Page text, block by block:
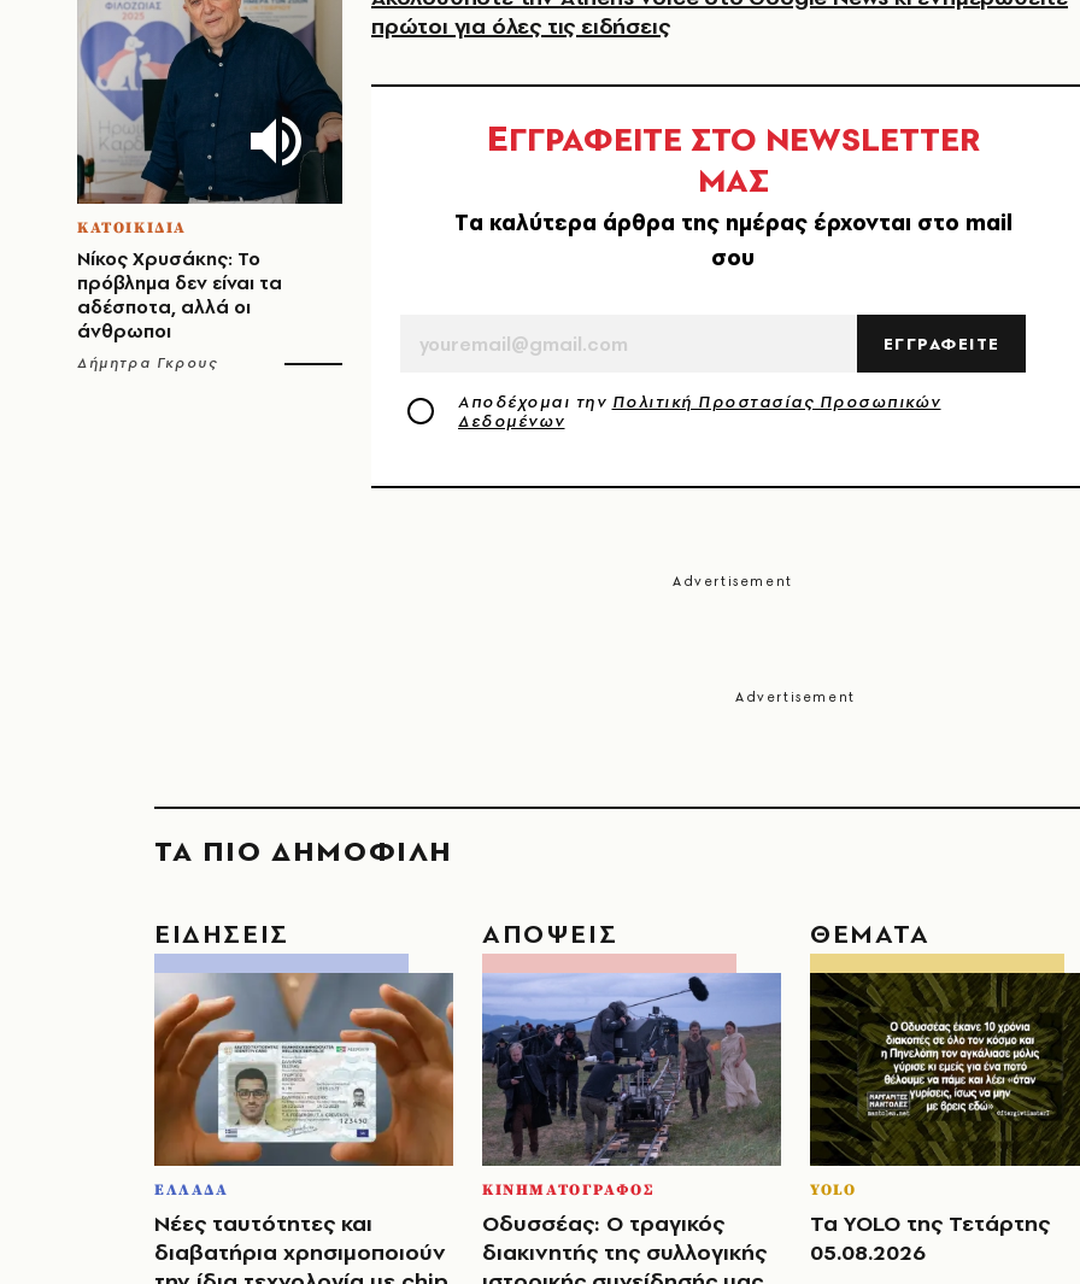
ΚΑΤΟΙΚΙΔΙΑ
Νίκος Χρυσάκης: Το
πρόβλημα δεν είναι τα
αδέσποτα, αλλά οι
άνθρωποι
Δήμητρα Γκρους
πρώτοι για όλες τις ειδήσεις
ΕΓΓΡΑΦΕΙΤΕ ΣΤΟ NEWSLETTER
ΜΑΣ
Tα καλύτερα άρθρα της ημέρας έρχονται στο mail
σου
ΕΓΓΡΑΦΕΙΤΕ
Αποδέχομαι την Πολιτική Προστασίας Προσωπικών
Δεδομένων
ΤΑ ΠΙΟ ΔΗΜΟΦΙΛΗ
ΕΙΔΗΣΕΙΣ
ΕΛΛΑΔΑ
Νέες ταυτότητες και
διαβατήρια χρησιμοποιούν
ΑΠΟΨΕΙΣ
ΚΙΝΗΜΑΤΟΓΡΑΦΟΣ
Οδυσσέας: Ο τραγικός
διακινητής της συλλογικής
ΘΕΜΑΤΑ
YOLO
Τα YOLO της Τετάρτης
05.08.2026